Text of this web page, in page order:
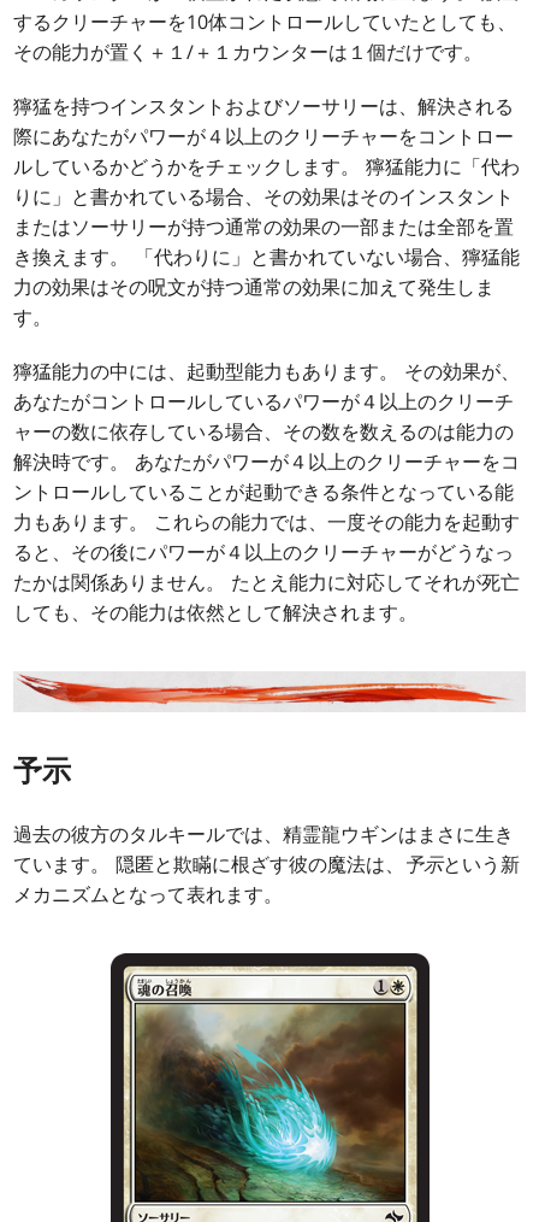
するクリーチャーを10体コントロールしていたとしても、
その能力が置く＋１/＋１カウンターは１個だけです。
獰猛を持つインスタントおよびソーサリーは、解決される
際にあなたがパワーが４以上のクリーチャーをコントロー
ルしているかどうかをチェックします。 獰猛能力に「代わ
りに」と書かれている場合、その効果はそのインスタント
またはソーサリーが持つ通常の効果の一部または全部を置
き換えます。 「代わりに」と書かれていない場合、獰猛能
力の効果はその呪文が持つ通常の効果に加えて発生しま
す。
獰猛能力の中には、起動型能力もあります。 その効果が、
あなたがコントロールしているパワーが４以上のクリーチ
ャーの数に依存している場合、その数を数えるのは能力の
解決時です。 あなたがパワーが４以上のクリーチャーをコ
ントロールしていることが起動できる条件となっている能
力もあります。 これらの能力では、一度その能力を起動す
ると、その後にパワーが４以上のクリーチャーがどうなっ
たかは関係ありません。 たとえ能力に対応してそれが死亡
しても、その能力は依然として解決されます。
予示
過去の彼方のタルキールでは、精霊龍ウギンはまさに生き
ています。 隠匿と欺瞞に根ざす彼の魔法は、 予示という新
メカニズムとなって表れます。